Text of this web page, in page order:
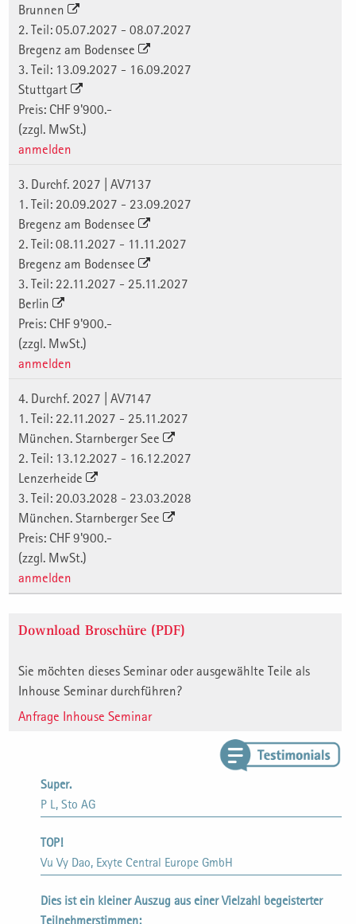
Brunnen
2. Teil: 05.07.2027 - 08.07.2027
Bregenz am Bodensee
3. Teil: 13.09.2027 - 16.09.2027
Stuttgart
Preis: CHF 9'900.-
(zzgl. MwSt.)
anmelden
3. Durchf. 2027 | AV7137
1. Teil: 20.09.2027 - 23.09.2027
Bregenz am Bodensee
2. Teil: 08.11.2027 - 11.11.2027
Bregenz am Bodensee
3. Teil: 22.11.2027 - 25.11.2027
Berlin
Preis: CHF 9'900.-
(zzgl. MwSt.)
anmelden
4. Durchf. 2027 | AV7147
1. Teil: 22.11.2027 - 25.11.2027
München. Starnberger See
2. Teil: 13.12.2027 - 16.12.2027
Lenzerheide
3. Teil: 20.03.2028 - 23.03.2028
München. Starnberger See
Preis: CHF 9'900.-
(zzgl. MwSt.)
anmelden
Download Broschüre (PDF)
Sie möchten dieses Seminar oder ausgewählte Teile als
Inhouse Seminar durchführen?
Anfrage Inhouse Seminar
Super.
P L, Sto AG
TOP!
Vu Vy Dao, Exyte Central Europe GmbH
Dies ist ein kleiner Auszug aus einer Vielzahl begeisterter
Teilnehmerstimmen: